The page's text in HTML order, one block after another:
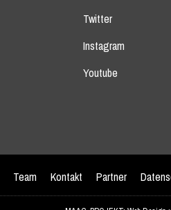
Twitter
Instagram
Youtube
Team Kontakt Partner